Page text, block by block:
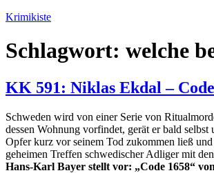
Zum
springen
Krimikiste
Schlagwort: welche
KK 591: Niklas Ekdal –
Schweden wird von einer Serie von
dessen Wohnung vorfindet, gerät er bald
Opfer kurz vor seinem Tod zukommen ließ
geheimen Treffen schwedischer Adliger mit
Hans-Karl Bayer stellt vor: „Code 1658“